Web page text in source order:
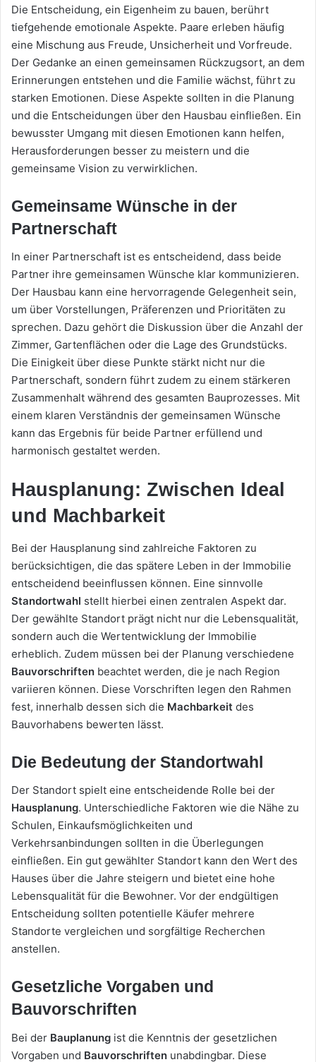
Die Entscheidung, ein Eigenheim zu bauen, berührt
tiefgehende emotionale Aspekte. Paare erleben häufig
eine Mischung aus Freude, Unsicherheit und Vorfreude.
Der Gedanke an einen gemeinsamen Rückzugsort, an dem
Erinnerungen entstehen und die Familie wächst, führt zu
starken Emotionen. Diese Aspekte sollten in die Planung
und die Entscheidungen über den Hausbau einfließen. Ein
bewusster Umgang mit diesen Emotionen kann helfen,
Herausforderungen besser zu meistern und die
gemeinsame Vision zu verwirklichen.
Gemeinsame Wünsche in der
Partnerschaft
In einer Partnerschaft ist es entscheidend, dass beide
Partner ihre gemeinsamen Wünsche klar kommunizieren.
Der Hausbau kann eine hervorragende Gelegenheit sein,
um über Vorstellungen, Präferenzen und Prioritäten zu
sprechen. Dazu gehört die Diskussion über die Anzahl der
Zimmer, Gartenflächen oder die Lage des Grundstücks.
Die Einigkeit über diese Punkte stärkt nicht nur die
Partnerschaft, sondern führt zudem zu einem stärkeren
Zusammenhalt während des gesamten Bauprozesses. Mit
einem klaren Verständnis der gemeinsamen Wünsche
kann das Ergebnis für beide Partner erfüllend und
harmonisch gestaltet werden.
Hausplanung: Zwischen Ideal
und Machbarkeit
Bei der Hausplanung sind zahlreiche Faktoren zu
berücksichtigen, die das spätere Leben in der Immobilie
entscheidend beeinflussen können. Eine sinnvolle
Standortwahl stellt hierbei einen zentralen Aspekt dar.
Der gewählte Standort prägt nicht nur die Lebensqualität,
sondern auch die Wertentwicklung der Immobilie
erheblich. Zudem müssen bei der Planung verschiedene
Bauvorschriften beachtet werden, die je nach Region
variieren können. Diese Vorschriften legen den Rahmen
fest, innerhalb dessen sich die Machbarkeit des
Bauvorhabens bewerten lässt.
Die Bedeutung der Standortwahl
Der Standort spielt eine entscheidende Rolle bei der
Hausplanung. Unterschiedliche Faktoren wie die Nähe zu
Schulen, Einkaufsmöglichkeiten und
Verkehrsanbindungen sollten in die Überlegungen
einfließen. Ein gut gewählter Standort kann den Wert des
Hauses über die Jahre steigern und bietet eine hohe
Lebensqualität für die Bewohner. Vor der endgültigen
Entscheidung sollten potentielle Käufer mehrere
Standorte vergleichen und sorgfältige Recherchen
anstellen.
Gesetzliche Vorgaben und
Bauvorschriften
Bei der Bauplanung ist die Kenntnis der gesetzlichen
Vorgaben und Bauvorschriften unabdingbar. Diese